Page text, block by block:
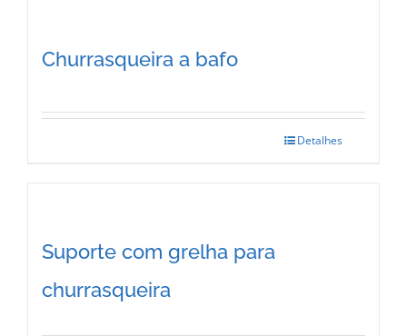
Churrasqueira a bafo
Detalhes
Suporte com grelha para
churrasqueira